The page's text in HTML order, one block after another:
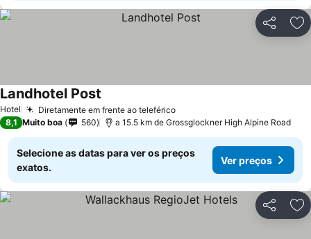
Partilhar
Hotel Diretamente em frente ao teleférico
Landhotel Post
8,1 Muito boa 560 a 15.5 km de Grossglockner High Alpine Road
Selecione as datas para ver os preços
exatos.
Ver preços
Partilhar